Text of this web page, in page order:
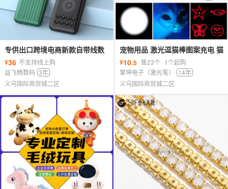
专供出口跨境电商新款自带线数
显吸盘式无线充充电宝10000毫
安支持代发
¥36 不支持线上购
益飞畅数码 3年
义乌国际商贸城二区
宠物用品 激光逗猫棒图案充电 猫
咪玩具带紫光照明 厂家批发
¥10.5 售23个 1个起购
掌坤电子（激光笔）
14年
义乌国际商贸城二区